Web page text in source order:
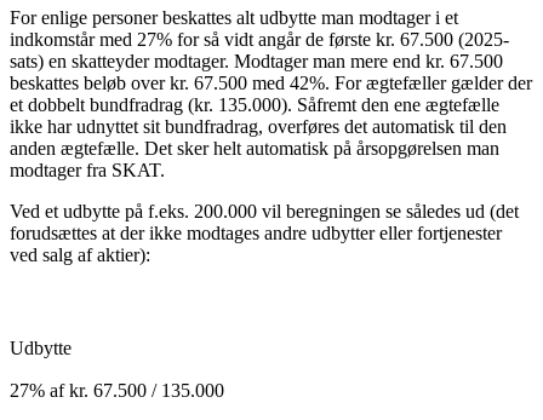
For enlige personer beskattes alt udbytte man modtager i et
indkomstår med 27% for så vidt angår de første kr. 67.500 (2025-
sats) en skatteyder modtager. Modtager man mere end kr. 67.500
beskattes beløb over kr. 67.500 med 42%. For ægtefæller gælder der
et dobbelt bundfradrag (kr. 135.000). Såfremt den ene ægtefælle
ikke har udnyttet sit bundfradrag, overføres det automatisk til den
anden ægtefælle. Det sker helt automatisk på årsopgørelsen man
modtager fra SKAT.
Ved et udbytte på f.eks. 200.000 vil beregningen se således ud (det
forudsættes at der ikke modtages andre udbytter eller fortjenester
ved salg af aktier):
Udbytte
27% af kr. 67.500 / 135.000